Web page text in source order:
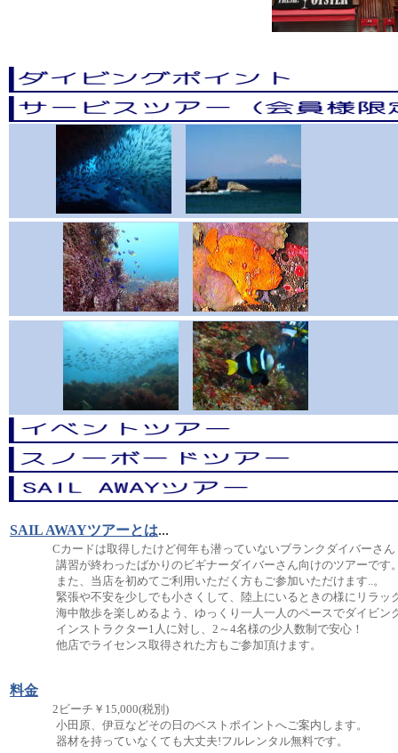
SAIL AWAYツアーとは...
Cカードは取得したけど何年も潜っていないブランクダイバーさん
講習が終わったばかりのビギナーダイバーさん向けのツアーです
また、当店を初めてご利用いただく方もご参加いただけます..。
緊張や不安を少しでも小さくして、陸上にいるときの様にリラッ
海中散歩を楽しめるよう、ゆっくり一人一人のペースでダイビン
インストラクター1人に対し、2～4名様の少人数制で安心！
他店でライセンス取得された方もご参加頂けます。
料金
2ビーチ￥15,000(税別)
小田原、伊豆などその日のベストポイントへご案内します。
器材を持っていなくても大丈夫!フルレンタル無料です。